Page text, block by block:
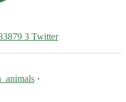
3 Twitter
·